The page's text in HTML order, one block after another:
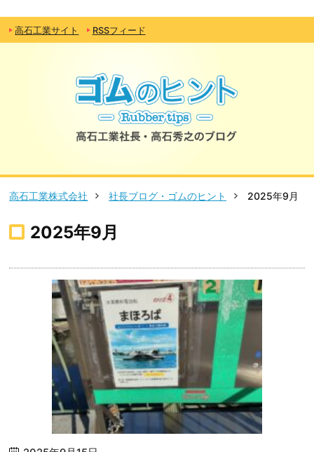
高石工業サイト RSSフィード
高石工業株式会社 社長ブログ・ゴムのヒント 2025年9月
2025年9月